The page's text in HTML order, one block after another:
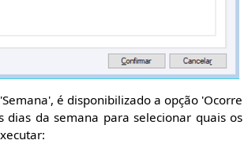
é disponibilizado a opção 'Ocorre
dias da semana para selecionar quais os